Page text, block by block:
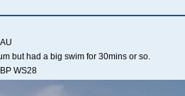
but had a big swim for 30mins or so.
WS28